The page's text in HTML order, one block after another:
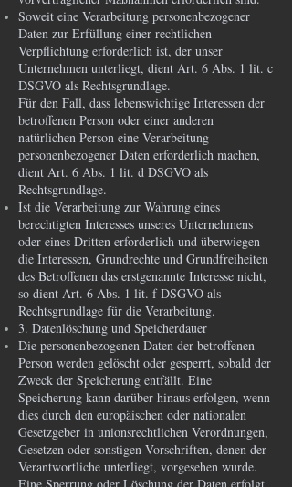
Soweit eine Verarbeitung personenbezogener
Daten zur Erfüllung einer rechtlichen
Verpflichtung erforderlich ist, der unser
Unternehmen unterliegt, dient Art. 6 Abs. 1 lit. c
DSGVO als Rechtsgrundlage.
Für den Fall, dass lebenswichtige Interessen der
betroffenen Person oder einer anderen
natürlichen Person eine Verarbeitung
personenbezogener Daten erforderlich machen,
dient Art. 6 Abs. 1 lit. d DSGVO als
Rechtsgrundlage.
Ist die Verarbeitung zur Wahrung eines
berechtigten Interesses unseres Unternehmens
oder eines Dritten erforderlich und überwiegen
die Interessen, Grundrechte und Grundfreiheiten
des Betroffenen das erstgenannte Interesse nicht,
so dient Art. 6 Abs. 1 lit. f DSGVO als
Rechtsgrundlage für die Verarbeitung.
3. Datenlöschung und Speicherdauer
Die personenbezogenen Daten der betroffenen
Person werden gelöscht oder gesperrt, sobald der
Zweck der Speicherung entfällt. Eine
Speicherung kann darüber hinaus erfolgen, wenn
dies durch den europäischen oder nationalen
Gesetzgeber in unionsrechtlichen Verordnungen,
Gesetzen oder sonstigen Vorschriften, denen der
Verantwortliche unterliegt, vorgesehen wurde.
Eine Sperrung oder Löschung der Daten erfolgt